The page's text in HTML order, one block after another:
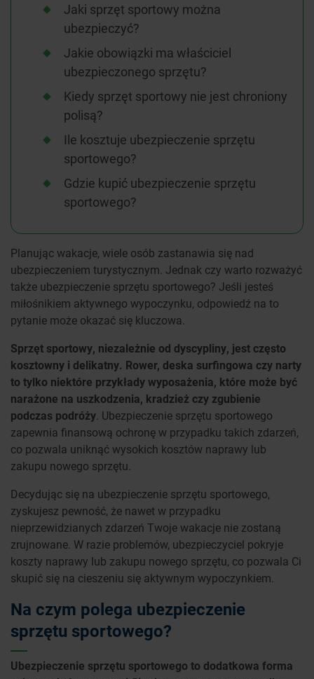
Jaki sprzęt sportowy można
ubezpieczyć?
Jakie obowiązki ma właściciel
ubezpieczonego sprzętu?
Kiedy sprzęt sportowy nie jest chroniony
polisą?
Ile kosztuje ubezpieczenie sprzętu
sportowego?
Gdzie kupić ubezpieczenie sprzętu
sportowego?
Planując wakacje, wiele osób zastanawia się nad
ubezpieczeniem turystycznym. Jednak czy warto rozważyć
także ubezpieczenie sprzętu sportowego? Jeśli jesteś
miłośnikiem aktywnego wypoczynku, odpowiedź na to
pytanie może okazać się kluczowa.
Sprzęt sportowy, niezależnie od dyscypliny, jest często
kosztowny i delikatny. Rower, deska surfingowa czy narty
to tylko niektóre przykłady wyposażenia, które może być
narażone na uszkodzenia, kradzież czy zgubienie
podczas podróży. Ubezpieczenie sprzętu sportowego
zapewnia finansową ochronę w przypadku takich zdarzeń,
co pozwala uniknąć wysokich kosztów naprawy lub
zakupu nowego sprzętu.
Decydując się na ubezpieczenie sprzętu sportowego,
zyskujesz pewność, że nawet w przypadku
nieprzewidzianych zdarzeń Twoje wakacje nie zostaną
zrujnowane. W razie problemów, ubezpieczyciel pokryje
koszty naprawy lub zakupu nowego sprzętu, co pozwala Ci
skupić się na cieszeniu się aktywnym wypoczynkiem.
Na czym polega ubezpieczenie
sprzętu sportowego?
Ubezpieczenie sprzętu sportowego to dodatkowa forma